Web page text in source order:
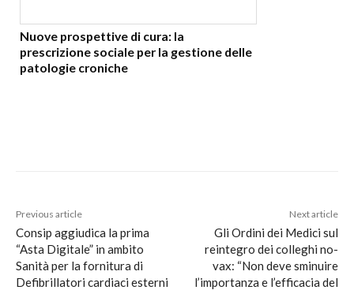
Nuove prospettive di cura: la
prescrizione sociale per la gestione delle
patologie croniche
Previous article
Consip aggiudica la prima
“Asta Digitale” in ambito
Sanità per la fornitura di
Defibrillatori cardiaci esterni
Next article
Gli Ordini dei Medici sul
reintegro dei colleghi no-
vax: “Non deve sminuire
l’importanza e l’efficacia del